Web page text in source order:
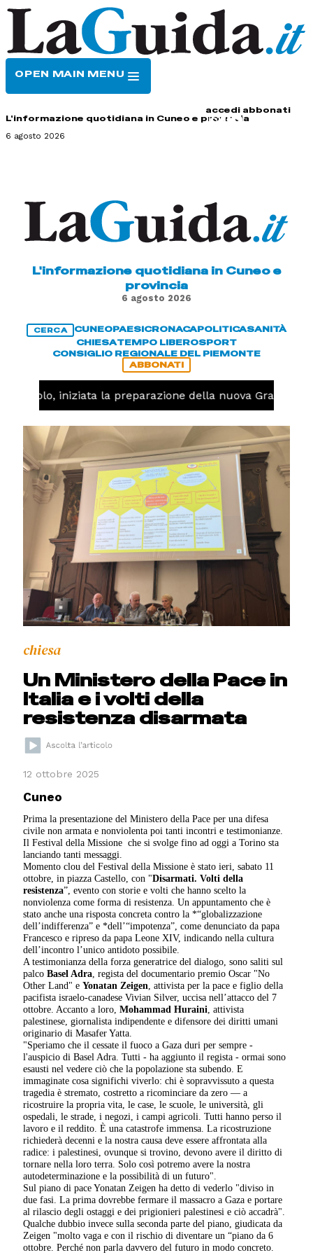
OPEN MAIN MENU
accedi abbonati
L'informazione quotidiana in Cuneo e provincia
6 agosto 2026
L'informazione quotidiana in Cuneo e
provincia
6 agosto 2026
CERCA CUNEOPAESICRONACAPOLITICASANITÀ
CHIESATEMPO LIBEROSPORT
CONSIGLIO REGIONALE DEL PIEMONTE
ABBONATI
iniziata la preparazione della nuova Granda
chiesa
Un Ministero della Pace in
Italia e i volti della
resistenza disarmata
12 ottobre 2025
Cuneo
Prima la presentazione del Ministero della Pace per una difesa
civile non armata e nonviolenta poi tanti incontri e testimonianze.
Il Festival della Missione che si svolge fino ad oggi a Torino sta
lanciando tanti messaggi.
Momento clou del Festival della Missione è stato ieri, sabato 11
ottobre, in piazza Castello, con "Disarmati. Volti della
resistenza”, evento con storie e volti che hanno scelto la
nonviolenza come forma di resistenza. Un appuntamento che è
stato anche una risposta concreta contro la *“globalizzazione
dell’indifferenza” e *dell’“impotenza”, come denunciato da papa
Francesco e ripreso da papa Leone XIV, indicando nella cultura
dell’incontro l’unico antidoto possibile.
A testimonianza della forza generatrice del dialogo, sono saliti sul
palcoBasel Adra, regista del documentario premio Oscar "No
Other Land" eYonatan Zeigen, attivista per la pace e figlio della
pacifista israelo-canadese Vivian Silver, uccisa nell’attacco del 7
ottobre. Accanto a loro,Mohammad Huraini, attivista
palestinese, giornalista indipendente e difensore dei diritti umani
originario di Masafer Yatta.
"Speriamo che il cessate il fuoco a Gaza duri per sempre -
l'auspicio di Basel Adra. Tutti - ha aggiunto il regista - ormai sono
esausti nel vedere ciò che la popolazione sta subendo. E
immaginate cosa significhi viverlo: chi è sopravvissuto a questa
tragedia è stremato, costretto a ricominciare da zero — a
ricostruire la propria vita, le case, le scuole, le università, gli
ospedali, le strade, i negozi, i campi agricoli. Tutti hanno perso il
lavoro e il reddito. È una catastrofe immensa. La ricostruzione
richiederà decenni e la nostra causa deve essere affrontata alla
radice: i palestinesi, ovunque si trovino, devono avere il diritto di
tornare nella loro terra. Solo così potremo avere la nostra
autodeterminazione e la possibilità di un futuro".
Sul piano di pace Yonatan Zeigen ha detto di vederlo "diviso in
due fasi. La prima dovrebbe fermare il massacro a Gaza e portare
al rilascio degli ostaggi e dei prigionieri palestinesi e ciò accadrà".
Qualche dubbio invece sulla seconda parte del piano, giudicata da
Zeigen "molto vaga e con il rischio di diventare un “piano da 6
ottobre. Perché non parla davvero del futuro in modo concreto.